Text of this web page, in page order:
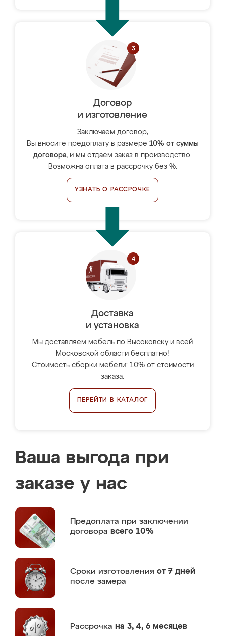
Договор
и изготовление
Заключаем договор,
Вы вносите предоплату в размере 10% от суммы
договора, и мы отдаём заказ в производство.
Возможна оплата в рассрочку без %.
УЗНАТЬ О РАССРОЧКЕ
Доставка
и установка
Мы доставляем мебель по Высоковску и всей
Московской области бесплатно!
Стоимость сборки мебели: 10% от стоимости
заказа.
ПЕРЕЙТИ В КАТАЛОГ
Ваша выгода при
заказе у нас
Предоплата при заключении
договора всего 10%
Сроки изготовления от 7 дней
после замера
Рассрочка на 3, 4, 6 месяцев